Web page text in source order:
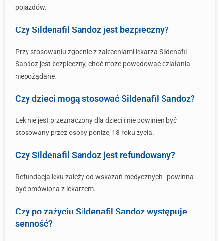
pojazdów.
Czy Sildenafil Sandoz jest bezpieczny?
Przy stosowaniu zgodnie z zaleceniami lekarza Sildenafil
Sandoz jest bezpieczny, choć może powodować działania
niepożądane.
Czy dzieci mogą stosować Sildenafil Sandoz?
Lek nie jest przeznaczony dla dzieci i nie powinien być
stosowany przez osoby poniżej 18 roku życia.
Czy Sildenafil Sandoz jest refundowany?
Refundacja leku zależy od wskazań medycznych i powinna
być omówiona z lekarzem.
Czy po zażyciu Sildenafil Sandoz występuje
senność?